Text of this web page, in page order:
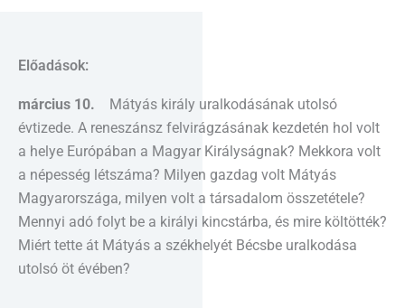
Előadások:
március 10.
Mátyás király uralkodásának utolsó
évtizede. A reneszánsz felvirágzásának kezdetén hol volt
a helye Európában a Magyar Királyságnak? Mekkora volt
a népesség létszáma? Milyen gazdag volt Mátyás
Magyarországa, milyen volt a társadalom összetétele?
Mennyi adó folyt be a királyi kincstárba, és mire költötték?
Miért tette át Mátyás a székhelyét Bécsbe uralkodása
utolsó öt évében?